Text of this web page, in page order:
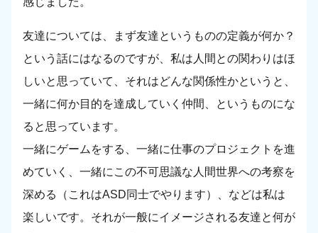
友達については、まず友達というものの定義が何か？
という話にはなるのですが、私は人間との関わりはほ
しいと思っていて、それはどんな関係性かというと、
一緒に何か目的を達成していく仲間、というものにな
ると思っています。
一緒にゲームをする、一緒に仕事のプロジェクトを進
めていく、一緒にこの不可思議な人間世界への考察を
深める（これはASD同士でやります）、などは私は
楽しいです。それが一般にイメージされる友達と何が